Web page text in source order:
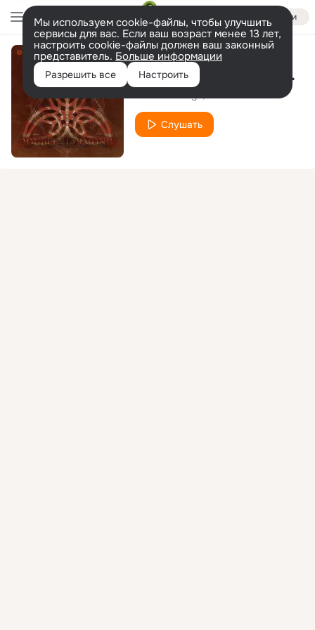
Войти
Мы используем cookie-файлы, чтобы улучшить
сервисы для вас. Если ваш возраст менее 13 лет,
настроить cookie-файлы должен ваш законный
представитель. Больше информации
Разрешить все Настроить Double Harmonic (Dandara Remix)
Слушать